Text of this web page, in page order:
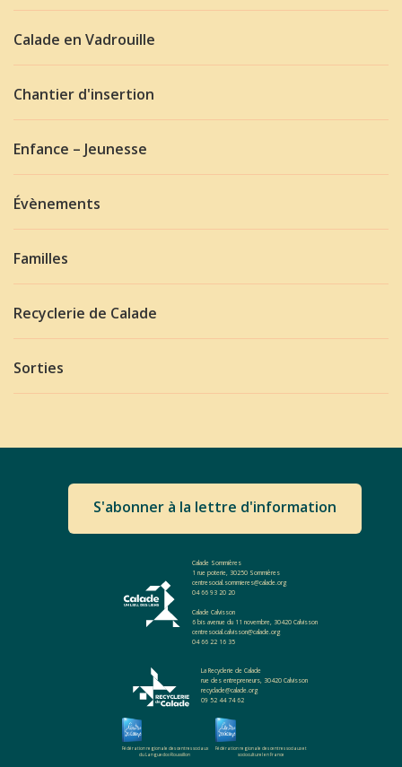
Calade en Vadrouille
Chantier d'insertion
Enfance – Jeunesse
Évènements
Familles
Recyclerie de Calade
Sorties
S'abonner à la lettre d'information
Calade Sommières
1 rue poterie, 30250 Sommières
centresocial.sommieres@calade.org
04 66 93 20 20
Calade Calvisson
6 bis avenue du 11 novembre, 30420 Calvisson
centresocial.calvisson@calade.org
04 66 22 16 35
La Recyclerie de Calade
rue des entrepreneurs, 30420 Calvisson
recyclade@calade.org
09 52 44 74 62
Fédération regionale des centres sociaux
du Languedoc-Roussillon
Fédération regionale des centres sociaux et
socioculturel en France